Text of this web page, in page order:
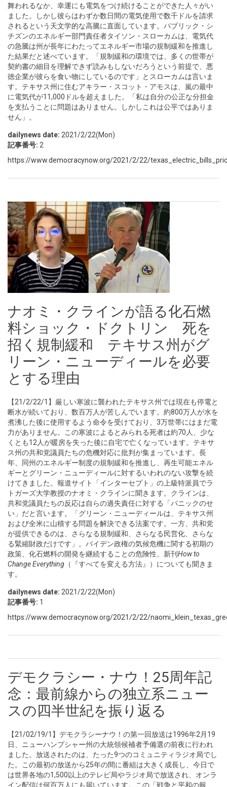
舞われるなか、幸運にも電気をつけ続けることができた人々がい
ました。しかし彼らはわずか数日間の電気使用で数千ドルを請求
されるという天文学的な高騰に直面しています。パブリック・シ
チズンのエネルギー部門責任者タイソン・スローカムは、電気代
の急騰は州が長年にわたってエネルギー市場の規制緩和を推進し
た結果だと述べています。「規制緩和の環境では、多くの世帯が
契約書の細目を理解できず読みもしないだろうという前提で、悪
徳企業が彼らを食い物にしているのです」とスローカムは言いま
す。テキサス州に住むアキラー・スコット・アモスは、嵐の最中
に電気代が11,000ドルを超えました。「私は自分の公正な分担金
を支払うことに問題はありません。しかしこれは公平ではありま
せん」。
dailynews date: 2021/2/22(Mon)
記事番号: 2
https://www.democracynow.org/2021/2/22/
ナオミ・クラインが語る化石燃
料ショック・ドクトリン 死を
招く規制緩和 テキサス州がグ
リーン・ニューディールを必要
とする理由
【21/2/22/1】厳しい寒波に襲われたテキサス州では現在も停電と
断水が続いており、数百万人が苦しんでいます。約800万人が水を
煮沸した後に使用するよう命令を受けており、3万世帯にはまだ電
力がありません。この寒波によるとみられる死者は約70人、少な
くとも12人が暖房を失った後に自宅で亡くなっています。テキサ
ス州の共和党議員たちの危機対応に批判が集まっています。長
年、同州のエネルギー制度の規制緩和を推進し、再生可能エネル
ギーとグリーン・ニューディールに対するいわれのない攻撃を続
けてきました。報道サイト「インターセプト」の上級特派員でラ
トガーズ大学教授のナオミ・クラインに聞きます。クラインは、
共和党議員たちの反応は自らの過失責任に対する「パニックのせ
い」だと言います。「グリーン・ニューディールは、テキサス州
および全米に山積する問題を解決できる法案です。一方、共和党
が提供できるのは、さらなる規制緩和、さらなる民営化、さらな
る緊縮財政だけです」。バイデン政権の気候危機に関する初期の
政策、化石燃料の開発を継続することの危険性、新刊 How to
Change Everything （『すべてを変える方法』）についても聞きま
す。
dailynews date: 2021/2/22(Mon)
記事番号: 1
https://www.democracynow.org/2021/2/22/
デモクラシー・ナウ！25周年記
念：最前線からの独立系ニュー
スの四半世紀を振り返る
【21/02/19/1】デモクラシーナウ！の第一回放送は1996年2月19
日、ニューハンプシャー州の大統領候補者予備選の前夜に行われ
ました。放送されたのは、たった9つのコミュニティラジオ局でし
た。この最初の放送から25年の間に番組は大きく成長し、今日で
は世界各地の1,500以上のテレビ局やラジオ局で放送され、オンラ
イン配信は何百万人にも届いています。この「戦争と平和の報